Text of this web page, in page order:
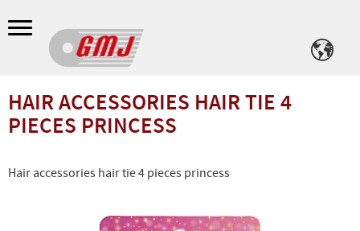
Meny
HAIR ACCESSORIES HAIR TIE 4
PIECES PRINCESS
Hair accessories hair tie 4 pieces princess